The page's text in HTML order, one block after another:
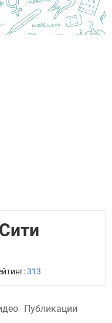
313
Публикации